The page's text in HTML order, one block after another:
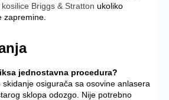
Briggs & Stratton ukoliko
zapremine.
jednostavna procedura?
skidanje osigurača sa osovine anlasera
sklopa odozgo. Nije potrebno